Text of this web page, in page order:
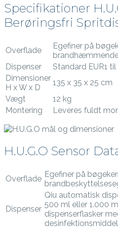
Specifikationer
Berøringsfri
Overflade
Egefiner på
brandhæmmende
Dispenser
Standard EUR1
Dimensioner
H x W x D
135 x 35 x 25 cm
Vægt
12 kg
Montering
Leveres fuldt
H.U.G.O Sensor
Overflade Egefiner på
Dispenser
Qiu automatisk
500 ml eller 1.000
dispenserflasker
desinfektionsmiddel